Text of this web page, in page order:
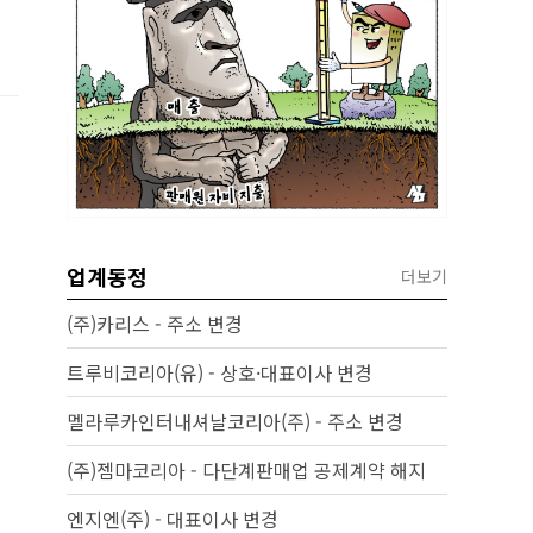
업계동정 더보기
(주)카리스 - 주소 변경
트루비코리아(유) - 상호·대표이사 변경
멜라루카인터내셔날코리아(주) - 주소 변경
(주)젬마코리아 - 다단계판매업 공제계약 해지
엔지엔(주) - 대표이사 변경